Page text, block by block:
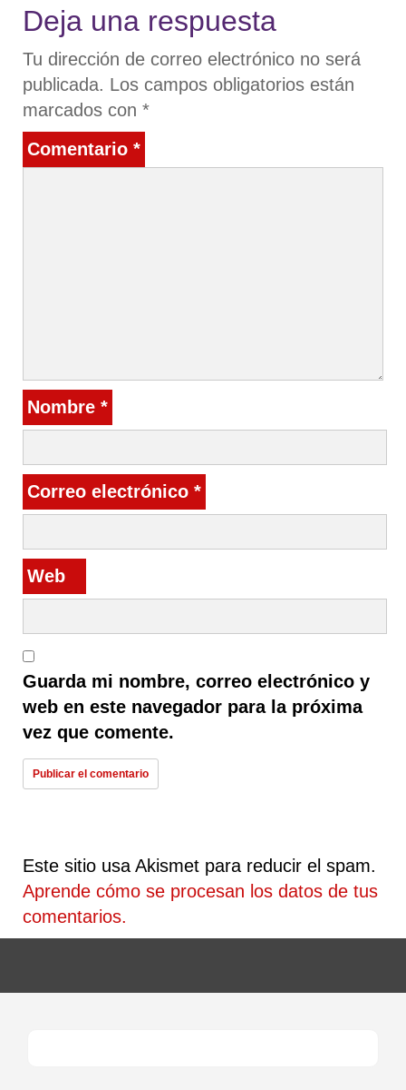
Deja una respuesta
Tu dirección de correo electrónico no será
publicada. Los campos obligatorios están
marcados con *
Comentario *
Nombre *
Correo electrónico *
Web
Guarda mi nombre, correo electrónico y
web en este navegador para la próxima
vez que comente.
Este sitio usa Akismet para reducir el spam.
Aprende cómo se procesan los datos de tus
comentarios.